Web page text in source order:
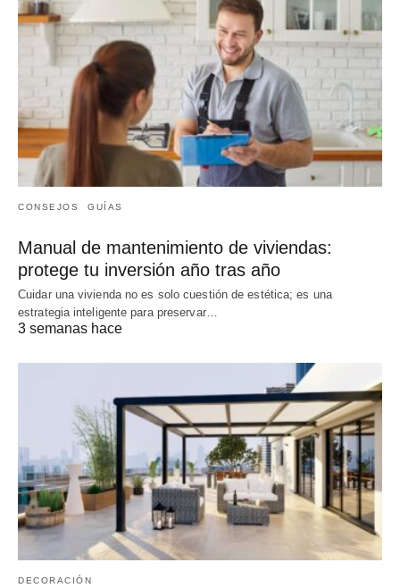
CONSEJOS GUÍAS
Manual de mantenimiento de viviendas:
protege tu inversión año tras año
Cuidar una vivienda no es solo cuestión de estética; es una
estrategia inteligente para preservar…
3 semanas hace
DECORACIÓN